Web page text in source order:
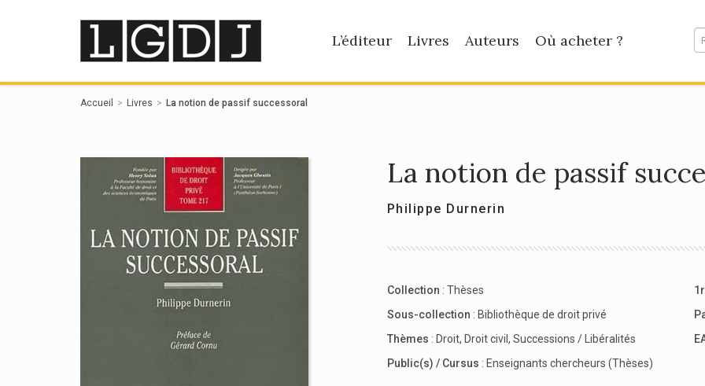
L’éditeur Livres Auteurs Où acheter ?
Accueil Livres La notion de passif successoral
La notion de passif
Philippe Durnerin
Collection : Thèses
Sous-collection : Bibliothèque de droit privé
Thèmes : Droit, Droit civil , Successions / Libéralités
Public(s) / Cursus : Enseignants chercheurs (Thèses)